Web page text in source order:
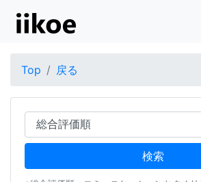
Top 戻る